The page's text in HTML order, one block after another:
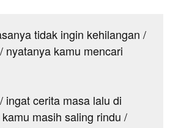
tidak ingin kehilangan /
nyatanya kamu mencari
ingat cerita masa lalu di
masih saling rindu /